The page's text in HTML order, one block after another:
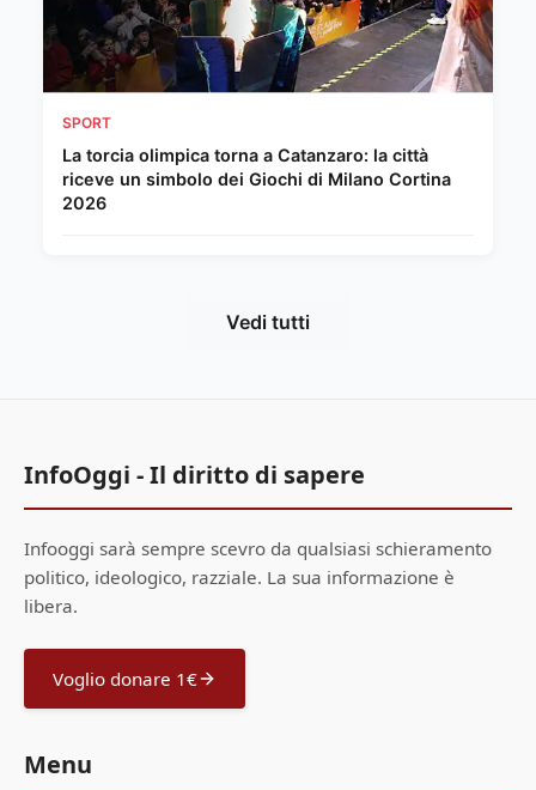
SPORT
La torcia olimpica torna a Catanzaro: la città
riceve un simbolo dei Giochi di Milano Cortina
2026
Vedi tutti
InfoOggi - Il diritto di sapere
Infooggi sarà sempre scevro da qualsiasi schieramento
politico, ideologico, razziale. La sua informazione è
libera.
Voglio donare 1€
Menu